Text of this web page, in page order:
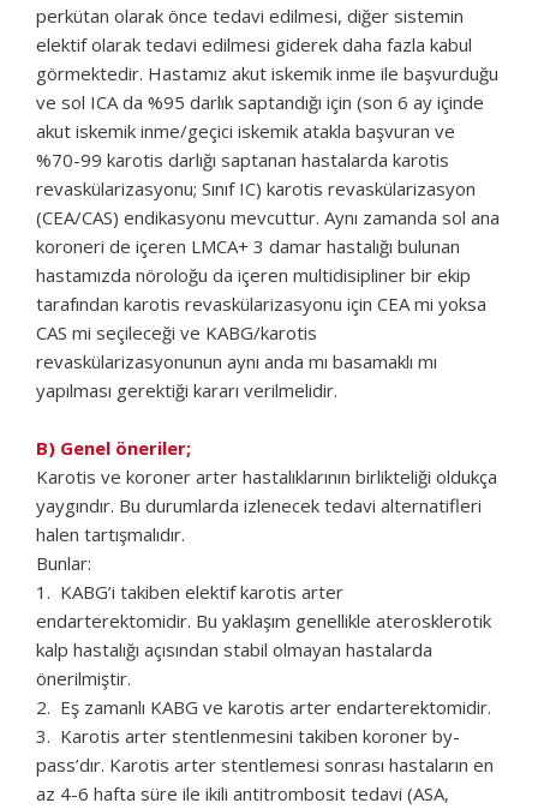
perkütan olarak önce tedavi edilmesi, diğer sistemin
elektif olarak tedavi edilmesi giderek daha fazla kabul
görmektedir. Hastamız akut iskemik inme ile başvurduğu
ve sol ICA da %95 darlık saptandığı için (son 6 ay içinde
akut iskemik inme/geçici iskemik atakla başvuran ve
%70-99 karotis darlığı saptanan hastalarda karotis
revaskülarizasyonu; Sınıf IC) karotis revaskülarizasyon
(CEA/CAS) endikasyonu mevcuttur. Aynı zamanda sol ana
koroneri de içeren LMCA+ 3 damar hastalığı bulunan
hastamızda nöroloğu da içeren multidisipliner bir ekip
tarafından karotis revaskülarizasyonu için CEA mi yoksa
CAS mi seçileceği ve KABG/karotis
revaskülarizasyonunun aynı anda mı basamaklı mı
yapılması gerektiği kararı verilmelidir.
B) Genel öneriler;
Karotis ve koroner arter hastalıklarının birlikteliği oldukça
yaygındır. Bu durumlarda izlenecek tedavi alternatifleri
halen tartışmalıdır.
Bunlar:
1. KABG’i takiben elektif karotis arter
endarterektomidir. Bu yaklaşım genellikle aterosklerotik
kalp hastalığı açısından stabil olmayan hastalarda
önerilmiştir.
2. Eş zamanlı KABG ve karotis arter endarterektomidir.
3. Karotis arter stentlenmesini takiben koroner by-
pass’dır. Karotis arter stentlemesi sonrası hastaların en
az 4-6 hafta süre ile ikili antitrombosit tedavi (ASA,